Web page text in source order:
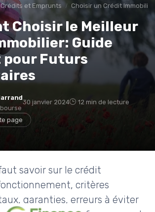
Crédits et Emprunts Choisir un Crédit Immobilier
Choisir le Meilleur
Guide
pour Futurs
30 janvier 2024 12 min de lecture
page
savoir sur le crédit
critères
garanties, erreurs à éviter